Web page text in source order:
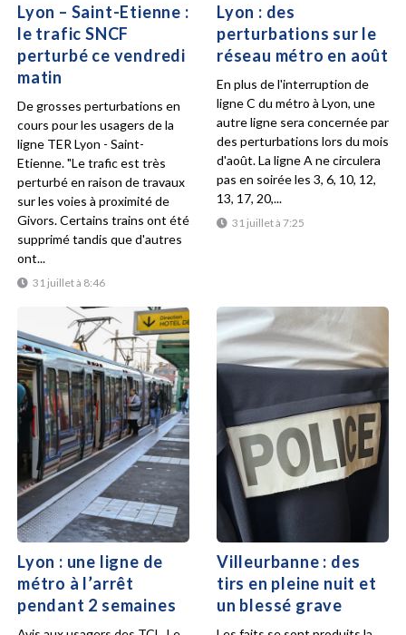
Lyon – Saint-Etienne :
le trafic SNCF
perturbé ce vendredi
matin
31 juillet à 8:46
De grosses perturbations en
cours pour les usagers de la
ligne TER Lyon - Saint-
Etienne. "Le trafic est très
perturbé en raison de travaux
sur les voies à proximité de
Givors. Certains trains ont été
supprimé tandis que d'autres
ont...
Lyon : des
perturbations sur le
réseau métro en août
31 juillet à 7:25
En plus de l'interruption de
ligne C du métro à Lyon, une
autre ligne sera concernée par
des perturbations lors du mois
d'août. La ligne A ne circulera
pas en soirée les 3, 6, 10, 12,
13, 17, 20,...
Lyon : une ligne de
métro à l’arrêt
pendant 2 semaines
Villeurbanne : des
tirs en pleine nuit et
un blessé grave